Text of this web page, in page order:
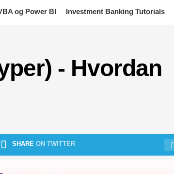
og Power BI Investment Banking Tutorials
- Hvordan
SHARE ON TWITTER